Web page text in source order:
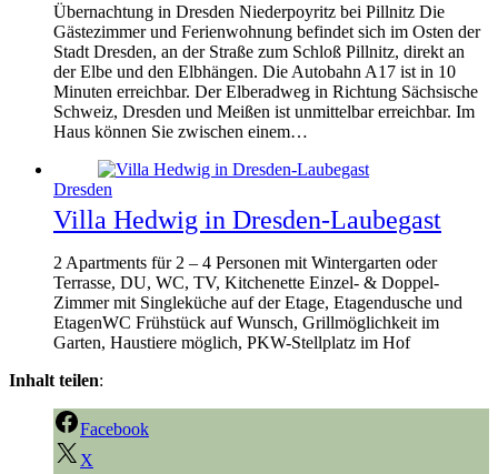
Übernachtung in Dresden Niederpoyritz bei Pillnitz Die
Gästezimmer und Ferienwohnung befindet sich im Osten der
Stadt Dresden, an der Straße zum Schloß Pillnitz, direkt an
der Elbe und den Elbhängen. Die Autobahn A17 ist in 10
Minuten erreichbar. Der Elberadweg in Richtung Sächsische
Schweiz, Dresden und Meißen ist unmittelbar erreichbar. Im
Haus können Sie zwischen einem…
Dresden
Villa Hedwig in Dresden-Laubegast
2 Apartments für 2 – 4 Personen mit Wintergarten oder
Terrasse, DU, WC, TV, Kitchenette Einzel- & Doppel-
Zimmer mit Singleküche auf der Etage, Etagendusche und
EtagenWC Frühstück auf Wunsch, Grillmöglichkeit im
Garten, Haustiere möglich, PKW-Stellplatz im Hof
Inhalt teilen:
Facebook
X